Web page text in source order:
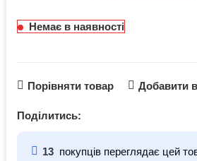
Немає в наявності
Порівняти товар Добавити
Поділитись:
13 покупців переглядає цей